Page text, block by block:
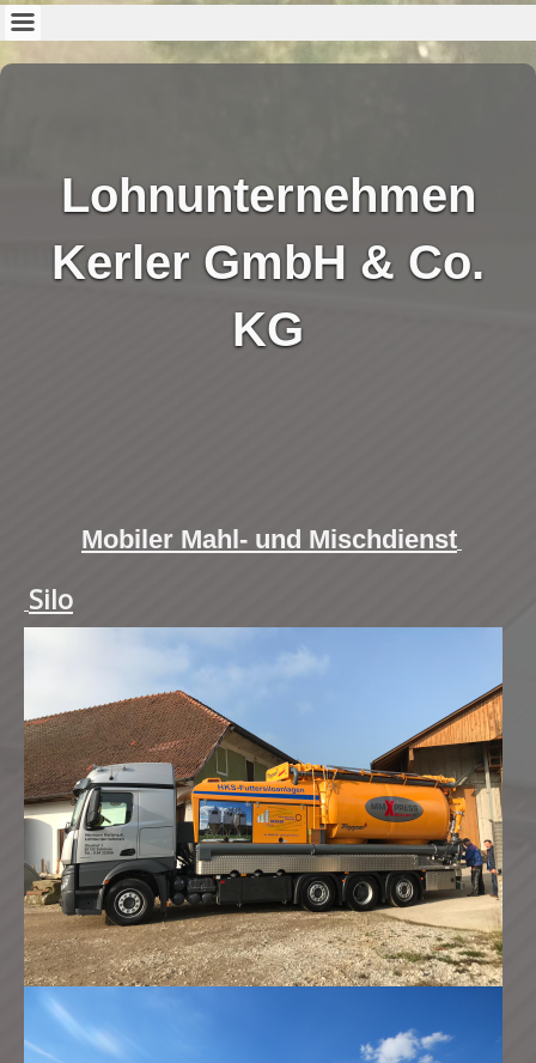
Lohnunternehmen
Kerler GmbH & Co.
KG
Mobiler Mahl- und Mischdienst
Silo